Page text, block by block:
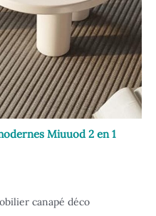
Miuuod 2 en 1
canapé déco